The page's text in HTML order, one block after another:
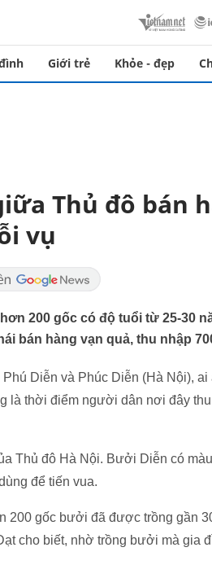
Giới trẻ Khỏe - đẹp
Thủ đô bán
vụ
200 gốc có độ tuổi từ 25-30
bán hàng vạn quả, thu nhập
Diễn và Phúc Diễn (Hà Nội), ai
là thời điểm người dân nơi đây
Thủ đô Hà Nội. Bưởi Diễn có
để tiến vua.
gốc bưởi đã được trồng gần
cho biết, nhờ trồng bưởi mà gia